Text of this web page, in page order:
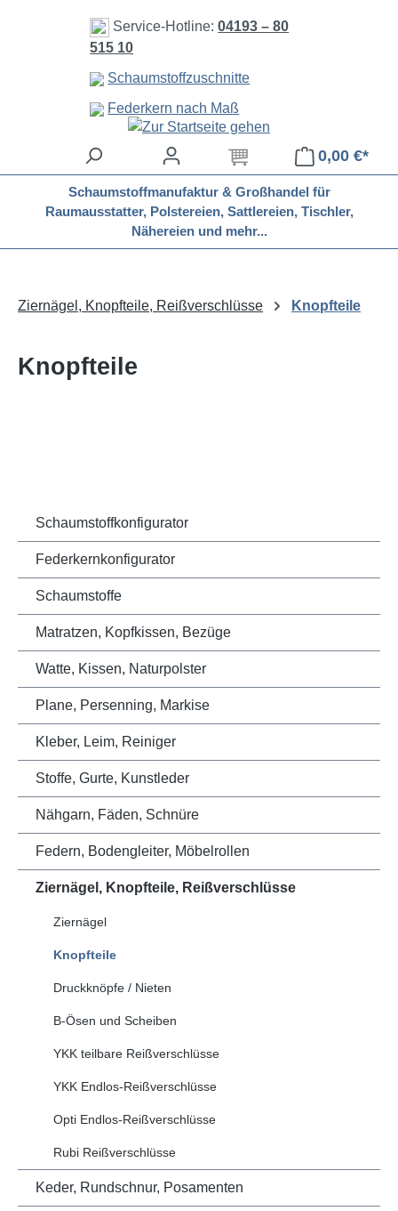
Zum Hauptinhalt springen
Service-Hotline:04193 – 80
515 10
Schaumstoffzuschnitte
Federkern nach Maß
0,00 €*
Schaumstoffmanufaktur & Großhandel für
Raumausstatter, Polstereien, Sattlereien, Tischler,
Nähereien und mehr...
Ziernägel, Knopfteile, Reißverschlüsse Knopfteile
Knopfteile
Schaumstoffkonfigurator
Federkernkonfigurator
Schaumstoffe
Matratzen, Kopfkissen, Bezüge
Watte, Kissen, Naturpolster
Plane, Persenning, Markise
Kleber, Leim, Reiniger
Stoffe, Gurte, Kunstleder
Nähgarn, Fäden, Schnüre
Federn, Bodengleiter, Möbelrollen
Ziernägel, Knopfteile, Reißverschlüsse
Ziernägel
Knopfteile
Druckknöpfe / Nieten
B-Ösen und Scheiben
YKK teilbare Reißverschlüsse
YKK Endlos-Reißverschlüsse
Opti Endlos-Reißverschlüsse
Rubi Reißverschlüsse
Keder, Rundschnur, Posamenten